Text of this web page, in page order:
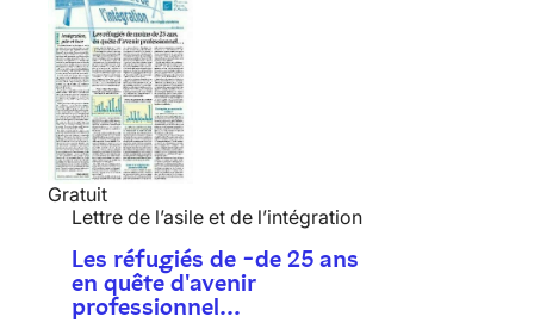
Gratuit
Lettre de l’asile et de l’intégration
Les réfugiés de -de 25 ans
en quête d'avenir
professionnel…